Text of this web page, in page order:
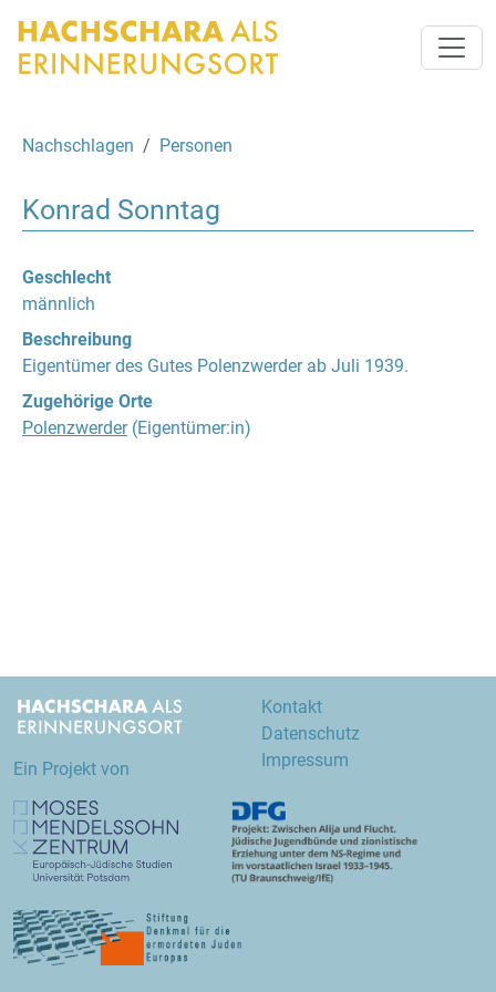
Nachschlagen Personen
Konrad Sonntag
Geschlecht
männlich
Beschreibung
Eigentümer des Gutes Polenzwerder ab Juli 1939.
Zugehörige Orte
Polenzwerder(Eigentümer:in)
Ein Projekt von
Kontakt
Datenschutz
Impressum